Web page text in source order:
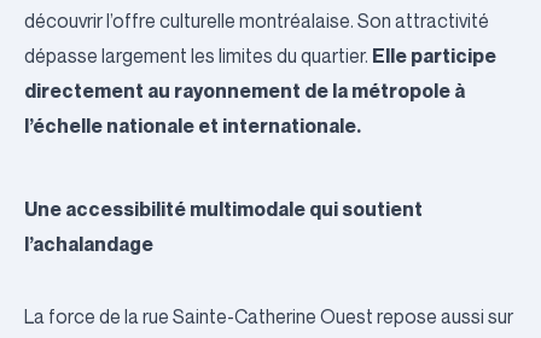
découvrir l’offre culturelle montréalaise. Son attractivité
dépasse largement les limites du quartier. Elle participe
directement au rayonnement de la métropole à
l’échelle nationale et internationale.
Une accessibilité multimodale qui soutient
l’achalandage
La force de la rue Sainte-Catherine Ouest repose aussi sur